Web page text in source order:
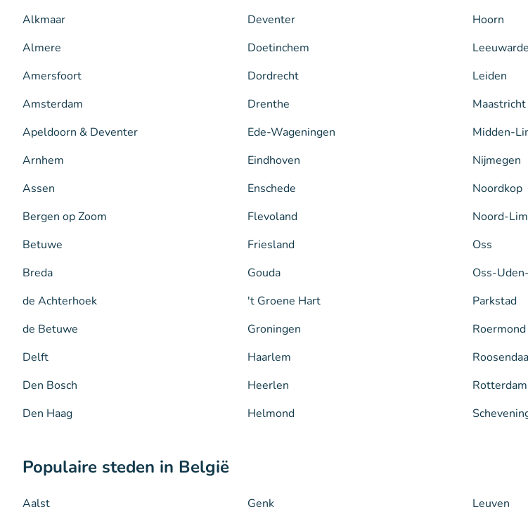
Alkmaar
Almere
Amersfoort
Amsterdam
Apeldoorn & Deventer
Arnhem
Assen
Bergen op Zoom
Betuwe
Breda
de Achterhoek
de Betuwe
Delft
Den Bosch
Den Haag
Deventer
Doetinchem
Dordrecht
Drenthe
Ede-Wageningen
Eindhoven
Enschede
Flevoland
Friesland
Gouda
't Groene Hart
Groningen
Haarlem
Heerlen
Helmond
Hoorn
Leiden
Maastricht
Midden-
Nijmegen
Noordkop
Noord-
Oss
Oss-
Parkstad
Roermond
Rotterdam
Populaire steden in België
Aalst Genk Leuven